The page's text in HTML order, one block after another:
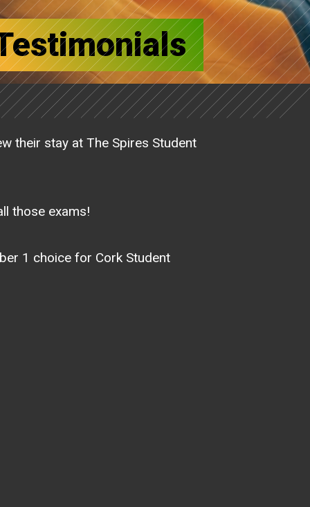
their stay at The Spires Student
those exams!
1 choice for Cork Student